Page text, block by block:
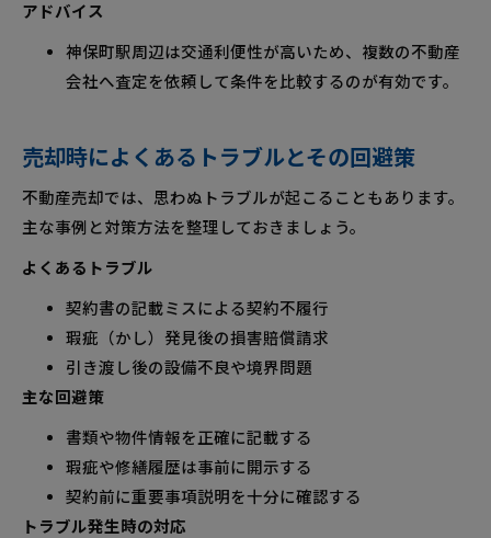
アドバイス
神保町駅周辺は交通利便性が高いため、複数の不動産
会社へ査定を依頼して条件を比較するのが有効です。
売却時によくあるトラブルとその回避策
不動産売却では、思わぬトラブルが起こることもあります。
主な事例と対策方法を整理しておきましょう。
よくあるトラブル
契約書の記載ミスによる契約不履行
瑕疵（かし）発見後の損害賠償請求
引き渡し後の設備不良や境界問題
主な回避策
書類や物件情報を正確に記載する
瑕疵や修繕履歴は事前に開示する
契約前に重要事項説明を十分に確認する
トラブル発生時の対応